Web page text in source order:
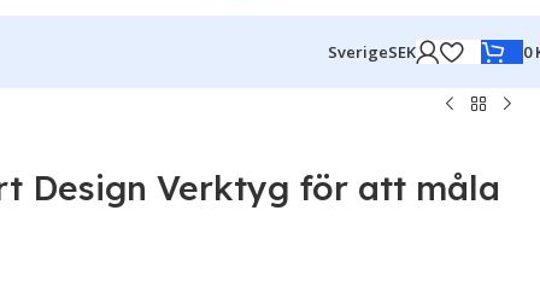
SverigeSEK 0
Design Verktyg för att måla